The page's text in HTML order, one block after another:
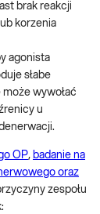
brak reakcji
korzenia
agonista
słabe
wywołać
u
OP, badanie na
oraz
zespołu